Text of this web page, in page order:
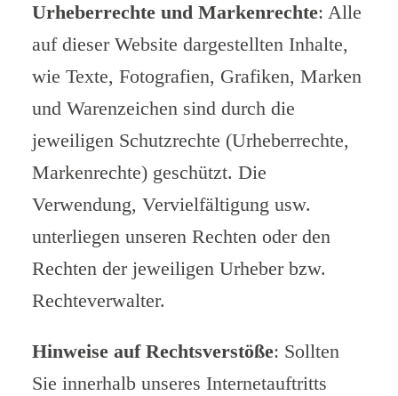
Urheberrechte und Markenrechte: Alle
auf dieser Website dargestellten Inhalte,
wie Texte, Fotografien, Grafiken, Marken
und Warenzeichen sind durch die
jeweiligen Schutzrechte (Urheberrechte,
Markenrechte) geschützt. Die
Verwendung, Vervielfältigung usw.
unterliegen unseren Rechten oder den
Rechten der jeweiligen Urheber bzw.
Rechteverwalter.
Hinweise auf Rechtsverstöße: Sollten
Sie innerhalb unseres Internetauftritts